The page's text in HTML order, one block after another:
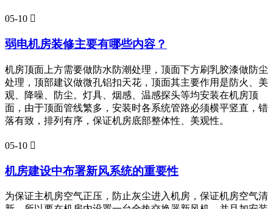
05-10 
弱电机房装修主要有哪些内容？
机房顶面上方需要做防水防潮处理，顶面下方刷乳胶漆做防尘
处理，顶部建议做微孔铝扣天花，顶面其主要作用是防火、美
观、降噪、防尘。灯具、烟感、温感探头等均安装在机房顶
面，由于顶面管线繁多，安装时各系统管路必须横平竖直，错
落有致，排列有序，保证机房底部整体性、美观性。
05-10 
机房建设中布署新风系统的重要性
为保证主机房空气正压，防止灰尘进入机房，保证机房空气清